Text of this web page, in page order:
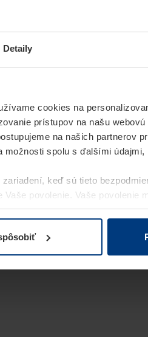
Detaily
cookies na
prístupov na našu
na našich partnerov
spolu s ďalšími
keď sú tieto
povolenie. Vaše povolenie
o ochrane osobných údajov